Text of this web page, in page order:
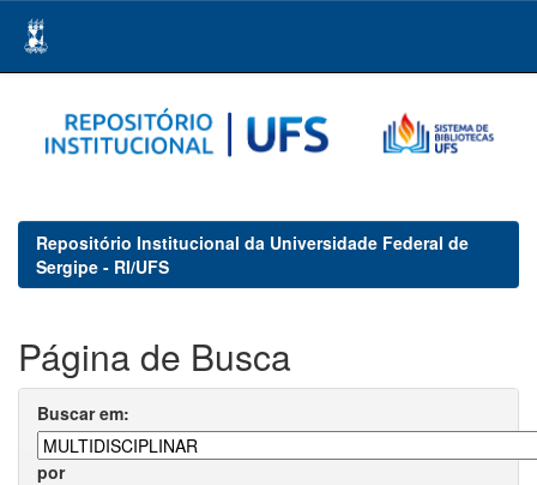
navigation
Repositório Institucional da Universidade Federal de
Sergipe - RI/UFS
Página de Busca
Buscar em:
por